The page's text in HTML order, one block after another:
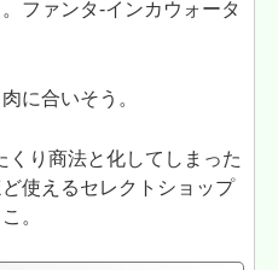
ファンタ-インカウォータ
に合いそう。
くり商法と化してしまった
使えるセレクトショップ
。